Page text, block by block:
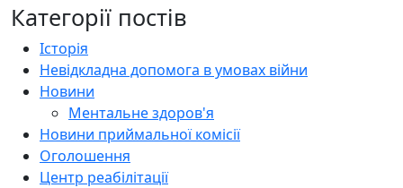
Категорії постів
Історія
Невідкладна допомога в умовах війни
Новини
Ментальне здоров'я
Новини приймальної комісії
Оголошення
Центр реабілітації